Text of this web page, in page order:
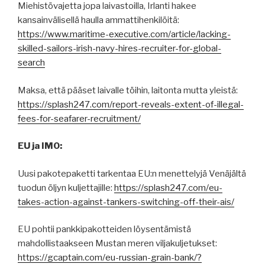
Miehistövajetta jopa laivastoilla, Irlanti hakee
kansainvälisellä haulla ammattihenkilöitä:
https://www.maritime-executive.com/article/lacking-
skilled-sailors-irish-navy-hires-recruiter-for-global-
search
Maksa, että pääset laivalle töihin, laitonta mutta yleistä:
https://splash247.com/report-reveals-extent-of-illegal-
fees-for-seafarer-recruitment/
EU ja IMO:
Uusi pakotepaketti tarkentaa EU:n menettelyjä Venäjältä
tuodun öljyn kuljettajille: https://splash247.com/eu-
takes-action-against-tankers-switching-off-their-ais/
EU pohtii pankkipakotteiden löysentämistä
mahdollistaakseen Mustan meren viljakuljetukset:
https://gcaptain.com/eu-russian-grain-bank/?